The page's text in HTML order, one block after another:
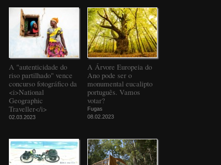
A "autenticidade do
riso partilhado" vence
concurso fotográfico da
<i>National
Geographic
Traveller</i>
02.03.2023
A Árvore Europeia do
Ano pode ser o
monumental eucalipto
português. Vamos
votar?
Fugas
08.02.2023